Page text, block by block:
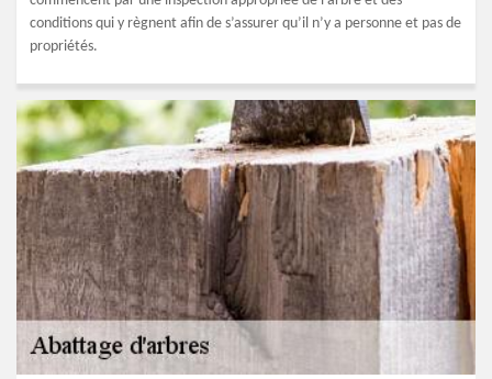
conditions qui y règnent afin de s’assurer qu’il n’y a personne et pas de
propriétés.